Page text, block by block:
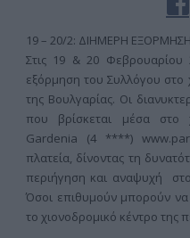
19 – 20/2: ΔΙΗΜΕΡΗ
Στις 19 & 20 Φεβρουαρίου
εξόρμηση του Συλλόγου στο
της Βουλγαρίας. Οι
που βρίσκεται μέσα στο
Gardenia (4 ****)
πλατεία, δίνοντας τη
περιήγηση και αναψυχή
Όσοι επιθυμούν μπορούν να
το χιονοδρομικό κέντρο της